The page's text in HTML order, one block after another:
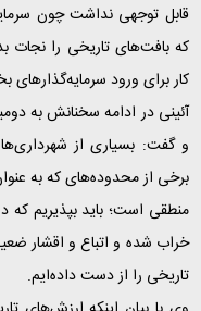
قابل توجهی نداشت چون
که بافت‌های تاریخی را نجات
کار برای ورود
آئینی در ادامه سخنانش به
و گفت: بسیاری از شهرداری‌ها
برخی از محدوده‌های که به
منطقی است؛ باید بپذیریم که
خراب شده‌ و اتباع و اقشار
تاریخی را از دست داده‌ایم.